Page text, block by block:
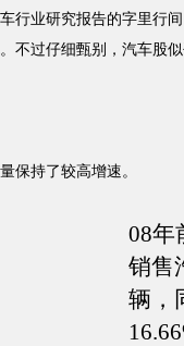
业研究报告的字里行间
不过仔细甄别，汽车股
持了较高增速。
08年
销售
辆，